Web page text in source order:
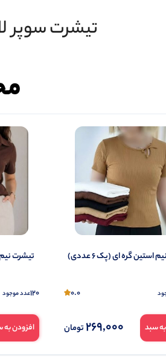
به‌عنوان کاربر
شما هم
تمایل می‌توانید
تیشرت سوپر
استین گره ای (پک 6 عددی)
0.0
سبد 269,000تومان
120عدد موجود
افزودن به